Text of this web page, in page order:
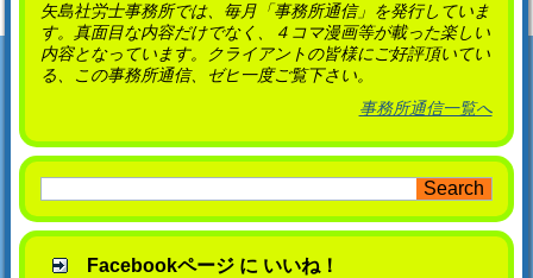
矢島社労士事務所では、毎月「事務所通信」を発行していま
す。真面目な内容だけでなく、４コマ漫画等が載った楽しい
内容となっています。クライアントの皆様にご好評頂いてい
る、この事務所通信、ゼヒ一度ご覧下さい。
事務所通信一覧へ
Facebookページ に いいね！